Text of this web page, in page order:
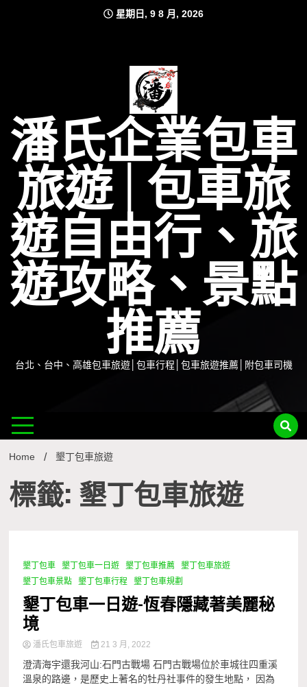
星期日, 9 8 月, 2026
潘氏企業包車
旅遊│包車旅
遊自由行、旅
遊攻略、景點
推薦
台北、台中、高雄包車旅遊│包車行程│包車旅遊推薦│附包車司機
Home 墾丁包車旅遊
標籤: 墾丁包車旅遊
1 Minute
墾丁包車 墾丁包車一日遊 墾丁包車推薦
墾丁包車旅遊
墾丁包車景點
墾丁包車行程 墾丁包車規劃
墾丁包車一日遊-恆春隱藏著美麗秘
境
潘氏包車旅遊 21 3 月, 2022
澄清海宇還我河山:石門古戰場 石門古戰場位於車城往四重溪
溫泉的路邊，是歷史上著名的牡丹社事件的發生地點， 因為